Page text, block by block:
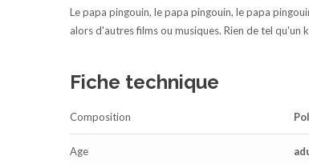
Le papa pingouin, le papa pingouin, le papa
alors d'autres films ou musiques. Rien de tel
Fiche technique
Composition
Age